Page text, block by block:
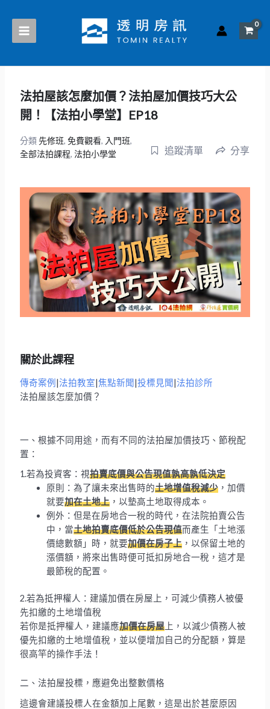
法拍屋該怎麼加價？法拍屋加價技巧大公
開！【法拍小學堂】EP18
分類先修班,免費觀看, 入門班,
全部法拍課程, 法拍小學堂 追蹤清單 分享
關於此課程
傳奇案例 |法拍教室|焦點新聞|投標見聞|法拍診所
法拍屋該怎麼加價？
一、根據不同用途，而有不同的法拍屋加價技巧、節稅配
置：
1.若為投資客：視拍賣底價與公告現值孰高孰低決定
原則：為了讓未來出售時的土地增值稅減少 ，加價
就要加在土地上 ，以墊高土地取得成本。
例外：但是在房地合一稅的時代，在法院拍賣公告
中，當土地拍賣底價低於公告現值而產生「土地漲
價總數額」時，就要加價在房子上 ，以保留土地的
漲價額，將來出售時便可抵扣房地合一稅，這才是
最節稅的配置。
2.若為抵押權人：建議加價在房屋上，可減少債務人被優
先扣繳的土地增值稅
若你是抵押權人，建議應加價在房屋 上，以減少債務人被
優先扣繳的土地增值稅，並以便增加自己的分配額，算是
很高竿的操作手法！
二、法拍屋投標，應避免出整數價格
這邊會建議投標人在金額加上尾數，這是出於甚麼原因